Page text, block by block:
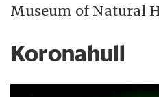
Museum of Natural
Koronahull